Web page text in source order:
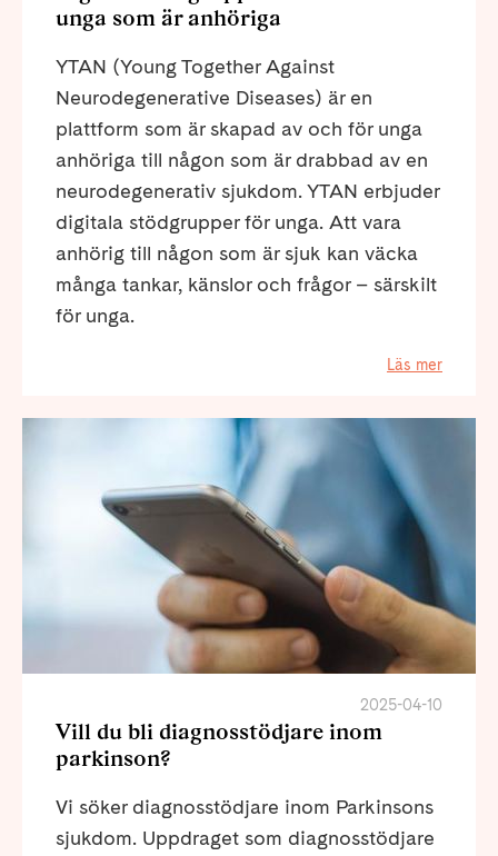
unga som är anhöriga
YTAN (Young Together Against
Neurodegenerative Diseases) är en
plattform som är skapad av och för unga
anhöriga till någon som är drabbad av en
neurodegenerativ sjukdom. YTAN erbjuder
digitala stödgrupper för unga. Att vara
anhörig till någon som är sjuk kan väcka
många tankar, känslor och frågor – särskilt
för unga.
Läs mer
2025-04-10
Vill du bli diagnosstödjare inom
parkinson?
Vi söker diagnosstödjare inom Parkinsons
sjukdom. Uppdraget som diagnosstödjare